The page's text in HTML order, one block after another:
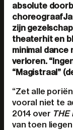
absolute
zijn
theaterhit en
minimal dance
verloren.
“Magistraal”
“Zet alle
vooral niet te
2014 over THE
van toen